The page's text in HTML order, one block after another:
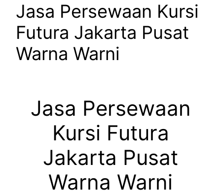
Jasa Persewaan Kursi
Futura Jakarta Pusat
Warna Warni
Jasa Persewaan
Kursi Futura
Jakarta Pusat
Warna Warni